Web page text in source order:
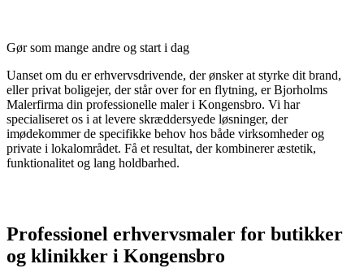
Gør som mange andre og start i dag
Uanset om du er erhvervsdrivende, der ønsker at styrke dit brand,
eller privat boligejer, der står over for en flytning, er Bjorholms
Malerfirma din professionelle maler i Kongensbro. Vi har
specialiseret os i at levere skræddersyede løsninger, der
imødekommer de specifikke behov hos både virksomheder og
private i lokalområdet. Få et resultat, der kombinerer æstetik,
funktionalitet og lang holdbarhed.
Professionel erhvervsmaler for butikker
og klinikker i Kongensbro